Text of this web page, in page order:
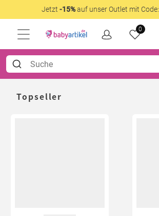
Jetzt -15%auf unser Outlet mit Code:
0
Topseller